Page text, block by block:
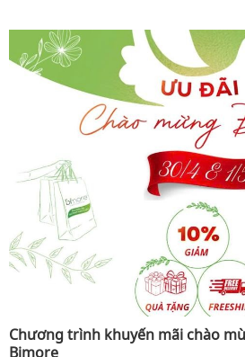
Chương trình khuyến mãi chào
Bimore